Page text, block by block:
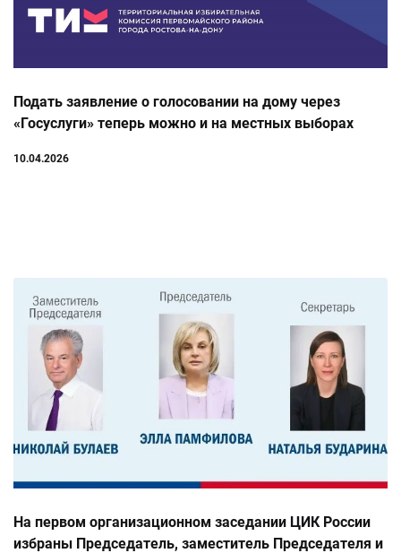
Подать заявление о голосовании на дому через
«Госуслуги» теперь можно и на местных выборах
10.04.2026
На первом организационном заседании ЦИК России
избраны Председатель, заместитель Председателя и